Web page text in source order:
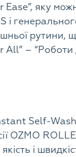
яку
і
– “Роботи
Self-
OZMO
і